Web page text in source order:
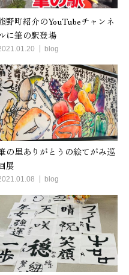
野町紹介のYouTubeチャンネ
に筆の駅登場
blog
の里ありがとうの絵てがみ巡
展
blog